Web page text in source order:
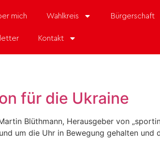
mich Wahlkreis Bürgerschaft
Kontakt
für die Ukraine
Blüthmann, Herausgeber von
um die Uhr in Bewegung gehalten und